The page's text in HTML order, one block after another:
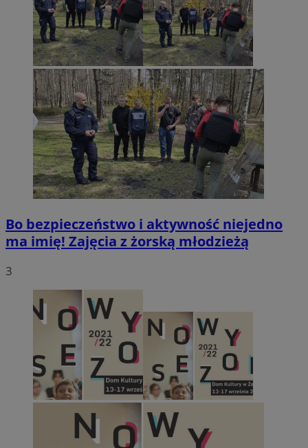
Bo bezpieczeństwo i aktywność niejedno
ma imię! Zajęcia z żorską młodzieżą
3